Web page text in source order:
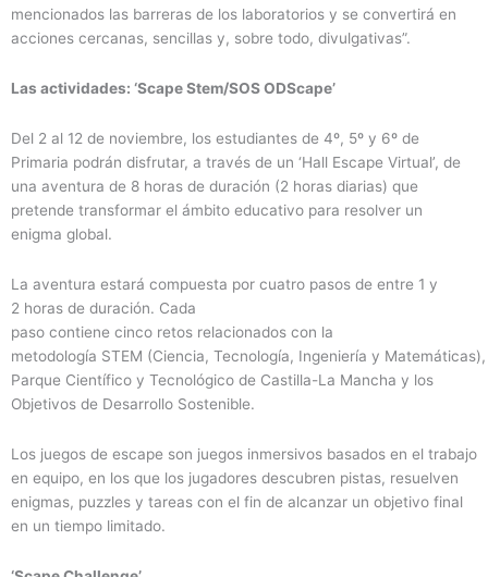
mencionados las barreras de los laboratorios y se convertirá en
acciones cercanas, sencillas y, sobre todo, divulgativas”.
Las actividades: ‘Scape Stem/SOS ODScape’
Del 2 al 12 de noviembre, los estudiantes de 4º, 5º y 6º de
Primaria podrán disfrutar, a través de un ‘Hall Escape Virtual’, de
una aventura de 8 horas de duración (2 horas diarias) que
pretende transformar el ámbito educativo para resolver un
enigma global.
La aventura estará compuesta por cuatro pasos de entre 1 y
2 horas de duración. Cada
paso contiene cinco retos relacionados con la
metodología STEM (Ciencia, Tecnología, Ingeniería y
Parque Científico y Tecnológico de Castilla-La Mancha y los
Objetivos de Desarrollo Sostenible.
Los juegos de escape son juegos inmersivos basados en el trabajo
en equipo, en los que los jugadores descubren pistas, resuelven
enigmas, puzzles y tareas con el fin de alcanzar un objetivo final
en un tiempo limitado.